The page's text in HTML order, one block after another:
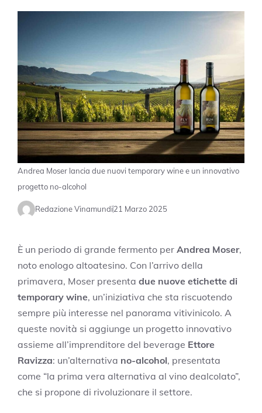
Andrea Moser lancia due nuovi temporary wine e un innovativo
progetto no-alcohol
Redazione Vinamundi21 Marzo 2025
È un periodo di grande fermento per Andrea Moser,
noto enologo altoatesino. Con l’arrivo della
primavera, Moser presenta due nuove etichette di
temporary wine, un’iniziativa che sta riscuotendo
sempre più interesse nel panorama vitivinicolo. A
queste novità si aggiunge un progetto innovativo
assieme all’imprenditore del beverage Ettore
Ravizza: un’alternativa no-alcohol, presentata
come “la prima vera alternativa al vino dealcolato”,
che si propone di rivoluzionare il settore.